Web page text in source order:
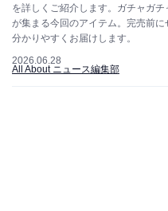
を詳しくご紹介します。ガチャガ
が集まる今回のアイテム。完売前
分かりやすくお届けします。
2026.06.28
All About ニュース編集部